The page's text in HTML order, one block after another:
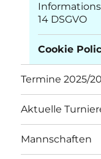
14 DSGVO
Cookie
Termine 2025/
Aktuelle
Mannschaften